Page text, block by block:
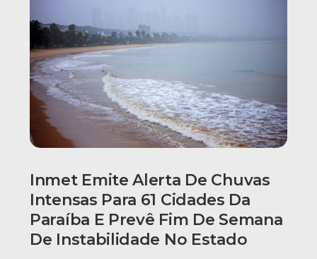
Inmet Emite Alerta De Chuvas
Intensas Para 61 Cidades Da
Paraíba E Prevê Fim De Semana
De Instabilidade No Estado